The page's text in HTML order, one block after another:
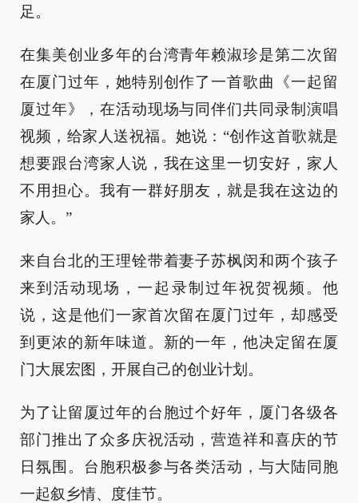
足。
在集美创业多年的台湾青年赖淑珍是第二次留
在厦门过年，她特别创作了一首歌曲《一起留
厦过年》，在活动现场与同伴们共同录制演唱
视频，给家人送祝福。她说：“创作这首歌就是
想要跟台湾家人说，我在这里一切安好，家人
不用担心。我有一群好朋友，就是我在这边的
家人。”
来自台北的王理铨带着妻子苏枫闵和两个孩子
来到活动现场，一起录制过年祝贺视频。他
说，这是他们一家首次留在厦门过年，却感受
到更浓的新年味道。新的一年，他决定留在厦
门大展宏图，开展自己的创业计划。
为了让留厦过年的台胞过个好年，厦门各级各
部门推出了众多庆祝活动，营造祥和喜庆的节
日氛围。台胞积极参与各类活动，与大陆同胞
一起叙乡情、度佳节。